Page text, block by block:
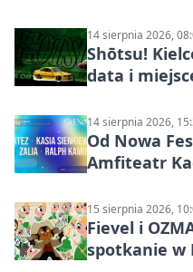
14 sierpnia 2026,
Shōtsu!
data i
14 sierpnia 2026,
Od Nowa
Amfiteatr
15 sierpnia 2026,
Fievel i
spotkanie w